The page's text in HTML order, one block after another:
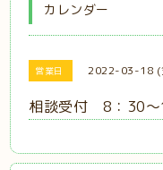
カレンダー
営業日 2022-03-18 (
相談受付 8：30